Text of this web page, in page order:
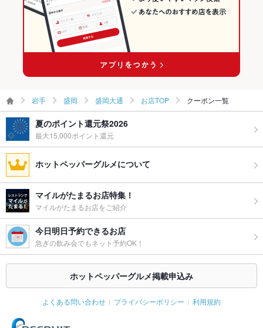
盛岡大通のグルメランキング
盛岡大通の和食ランキング
盛岡大通の焼き鳥・鶏料理ランキング
岩手 盛岡 盛岡大通 お店TOP クーポン一覧
夏のポイント還元祭2026
最大15,000ポイント還元
ホットペッパーグルメについて
マイルがたまるお店特集！
マイルがたまるお店をご紹介
今日明日予約できるお店
急ぎの飲み会でもネット予約OK！
ホットペッパーグルメ掲載申込み
よくある問い合わせ プライバシーポリシー 利用規約